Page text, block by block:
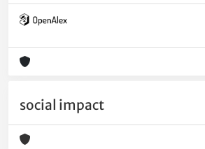
social impact